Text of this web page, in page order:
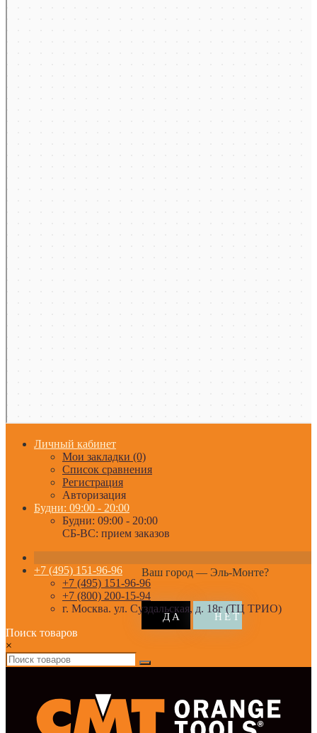
Личный кабинет
Мои закладки (0)
Список сравнения
Регистрация
Авторизация
Будни: 09:00 - 20:00
Будни: 09:00 - 20:00
СБ-ВС: прием заказов
Ваш город — Эль-Монте?
+7 (495) 151-96-96
+7 (495) 151-96-96
+7 (800) 200-15-94
г. Москва. ул. Суздальская, д. 18г (ТЦ ТРИО)
Поиск товаров
×